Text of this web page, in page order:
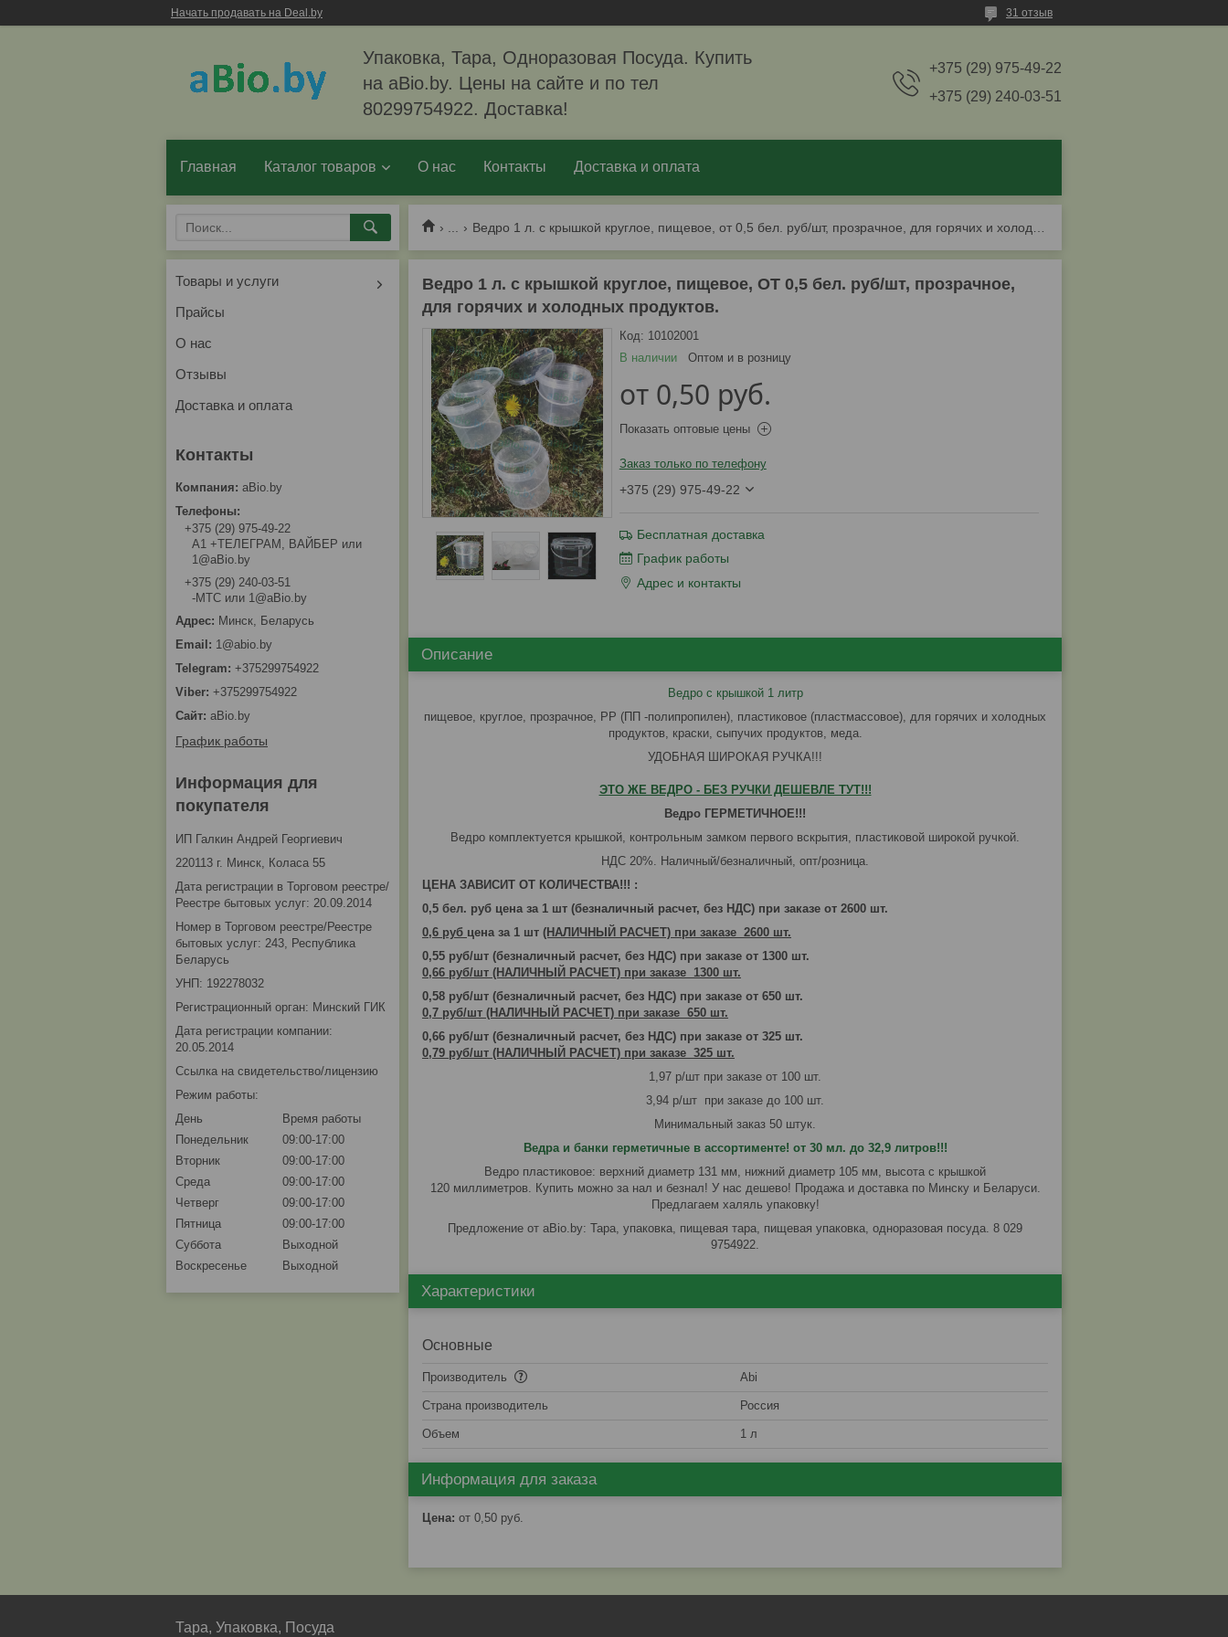
Начать продавать на Deal.by 31 отзыв
Упаковка, Тара, Одноразовая Посуда. Купить
на aBio.by. Цены на сайте и по тел
80299754922. Доставка!
+375 (29) 975-49-22
+375 (29) 240-03-51
Главная Каталог товаров О нас Контакты Доставка и оплата
Ведро 1 л. с крышкой круглое, пищевое, ОТ 0,5 бел. руб/шт, прозрачное,
для горячих и холодных продуктов.
В наличии Оптом и в розницу
Код: 10102001
от 0,50 руб.
Показать оптовые цены
Заказ только по телефону
+375 (29) 975-49-22
Бесплатная доставка
График работы
Адрес и контакты
Описание
Ведро с крышкой 1 литр
пищевое, круглое, прозрачное, PP (ПП -полипропилен), пластиковое (пластмассовое), для горячих и холодных
продуктов, краски, сыпучих продуктов, меда.
УДОБНАЯ ШИРОКАЯ РУЧКА!!!
ЭТО ЖЕ ВЕДРО - БЕЗ РУЧКИ ДЕШЕВЛЕ ТУТ!!!
Ведро ГЕРМЕТИЧНОЕ!!!
Ведро комплектуется крышкой, контрольным замком первого вскрытия, пластиковой широкой ручкой.
НДС 20%. Наличный/безналичный, опт/розница.
ЦЕНА ЗАВИСИТ ОТ КОЛИЧЕСТВА!!! :
0,5 бел. руб цена за 1 шт (безналичный расчет, без НДС) при заказе от 2600 шт.
0,6 руб цена за 1 шт (НАЛИЧНЫЙ РАСЧЕТ) при заказе 2600 шт.
0,55 руб/шт (безналичный расчет, без НДС) при заказе от 1300 шт.
0,66 руб/шт (НАЛИЧНЫЙ РАСЧЕТ) при заказе 1300 шт.
0,58 руб/шт (безналичный расчет, без НДС) при заказе от 650 шт.
0,7 руб/шт (НАЛИЧНЫЙ РАСЧЕТ) при заказе 650 шт.
0,66 руб/шт (безналичный расчет, без НДС) при заказе от 325 шт.
0,79 руб/шт (НАЛИЧНЫЙ РАСЧЕТ) при заказе 325 шт.
1,97 р/шт при заказе от 100 шт.
3,94 р/шт при заказе до 100 шт.
Минимальный заказ 50 штук.
Ведра и банки герметичные в ассортименте! от 30 мл. до 32,9 литров!!!
Ведро пластиковое: верхний диаметр 131 мм, нижний диаметр 105 мм, высота с крышкой
120 миллиметров. Купить можно за нал и безнал! У нас дешево! Продажа и доставка по Минску и Беларуси.
Предлагаем халяль упаковку!
Предложение от aBio.by: Тара, упаковка, пищевая тара, пищевая упаковка, одноразовая посуда. 8 029
9754922.
Характеристики
Основные
Производитель Abi
Страна производитель Россия
Объем 1 л
Информация для заказа
Цена: от 0,50 руб.
Товары и услуги
Прайсы
О нас
Отзывы
Доставка и оплата
aBio.by
+375 (29) 975-49-22
A1 +ТЕЛЕГРАМ, ВАЙБЕР или
1@aBio.by
+375 (29) 240-03-51
-МТС или 1@aBio.by
Минск, Беларусь
1@abio.by
+375299754922
+375299754922
aBio.by
График работы
Информация для
покупателя
ИП Галкин Андрей Георгиевич
220113 г. Минск, Коласа 55
Дата регистрации в Торговом реестре/
Реестре бытовых услуг: 20.09.2014
Номер в Торговом реестре/Реестре
бытовых услуг: 243, Республика
Беларусь
УНП: 192278032
Регистрационный орган: Минский ГИК
Дата регистрации компании:
20.05.2014
Ссылка на свидетельство/лицензию
Режим работы:
День
Время работы
Понедельник
09:00-17:00
Вторник
09:00-17:00
Среда
09:00-17:00
Четверг
09:00-17:00
Пятница
09:00-17:00
Суббота
Выходной
Воскресенье
Выходной
Тара, Упаковка, Посуда